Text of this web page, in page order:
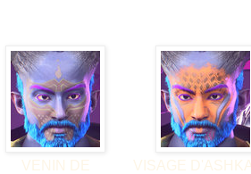
VENIN DE
VISAGE